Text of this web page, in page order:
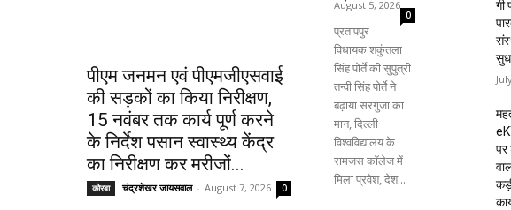
पीएम जनमन एवं पीएमजीएसवाई
की सड़कों का किया निरीक्षण,
15 नवंबर तक कार्य पूर्ण करने
के निर्देश पसान स्वास्थ्य केंद्र
का निरीक्षण कर मरीजों...
कोरबा चंद्रशेखर जायसवाल - August 7, 2026 0
August 5, 2026
0
प्रतापपुर
विधायक शकुंतला
सिंह पोर्ते की सुपुत्री
तन्वी सिंह पोर्ते ने
बढ़ाया सरगुजा का
मान, दिल्ली
विश्वविद्यालय के
रामजस कॉलेज में
मिला प्रवेश, देश...
गी